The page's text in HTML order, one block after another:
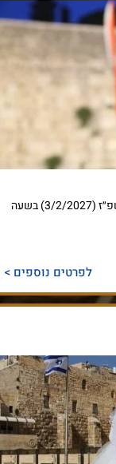
טקס השבעה גבעתי – 2027 ביום רביעי כ״ו בִּשְׁבָט תשפ״ז (3/2/2027) בשעה
לפרטים נוספים >